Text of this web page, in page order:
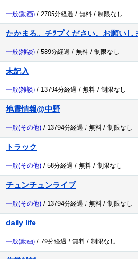
一般(動画) / 2705分経過 / 無料 / 制限なし
たかまる。チﾂプください。お願いし
一般(雑談) / 589分経過 / 無料 / 制限なし
未記入
一般(雑談) / 13794分経過 / 無料 / 制限なし
地震情報@中野
一般(その他) / 13794分経過 / 無料 / 制限なし
トラック
一般(その他) / 58分経過 / 無料 / 制限なし
チュンチュンライブ
一般(その他) / 13794分経過 / 無料 / 制限なし
daily life
一般(動画) / 79分経過 / 無料 / 制限なし